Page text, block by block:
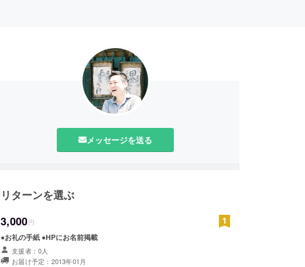
メッセージを送る
リターンを選ぶ
3,000円
●お礼の手紙 ●HPにお名前掲載
支援者：0人
お届け予定：2013年01月